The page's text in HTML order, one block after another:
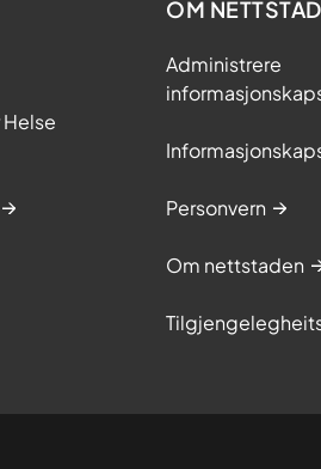
OM
Administrere
Personvern
Om nettstaden